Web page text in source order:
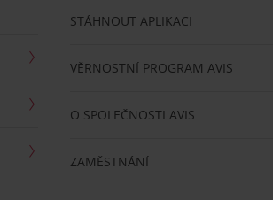
STÁHNOUT APLIKACI
VĚRNOSTNÍ PROGRAM AVIS
O SPOLEČNOSTI AVIS
ZAMĚSTNÁNÍ